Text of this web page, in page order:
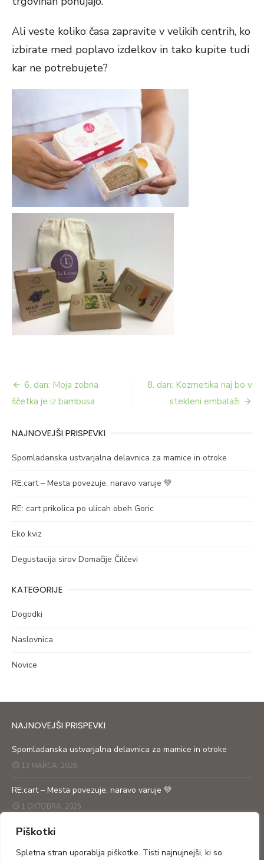
Piškotki
Spletna stran uporablja piškotke. Tisti najnujnejši, ki so
Ali veste koliko časa zapravite v velikih centrih, ko
izbirate med poplavo izdelkov in tako kupite tudi
kar ne potrebujete?
Navigacija
prispevka
6. dan: Moja zobna
ščetka je iz bambusa
8. dan: Kozmetika naj bo v
stekleni embalaži
NAJNOVEJŠI PRISPEVKI
Spomladanska ustvarjalna delavnica za mamice in otroke
RE:cart – Mesta povezuje, naravo varuje 💚
RE: cart prikolica po ulicah obeh Goric
Eko kviz
Degustacija sirov Domačije Čilčevi
KATEGORIJE
Dogodki
Naslovnica
Novice
NAJNOVEJŠI PRISPEVKI
Spomladanska ustvarjalna delavnica za mamice in otroke
13 MARCA, 2026
RE:cart – Mesta povezuje, naravo varuje 💚
1 OKTOBRA, 2025
RE: cart prikolica po ulicah obeh Goric